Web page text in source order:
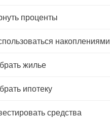
проценты
накоплениями
жилье
ипотеку
средства